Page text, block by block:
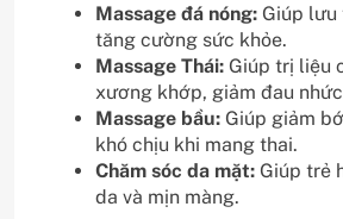
Massage đá nóng: Giúp lưu
tăng cường sức khỏe.
Massage Thái: Giúp trị liệu
xương khớp, giảm đau
Massage bầu: Giúp giảm
khó chịu khi mang thai.
Chăm sóc da mặt: Giúp trẻ
da và mịn màng.